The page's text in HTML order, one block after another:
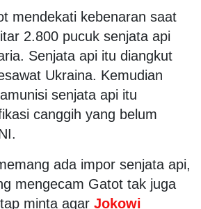
mendekati kebenaran saat
2.800 pucuk senjata api
Senjata api itu diangkut
Ukraina. Kemudian
senjata api itu
canggih yang belum
ada impor senjata api,
mengecam Gatot tak juga
minta agar Jokowi